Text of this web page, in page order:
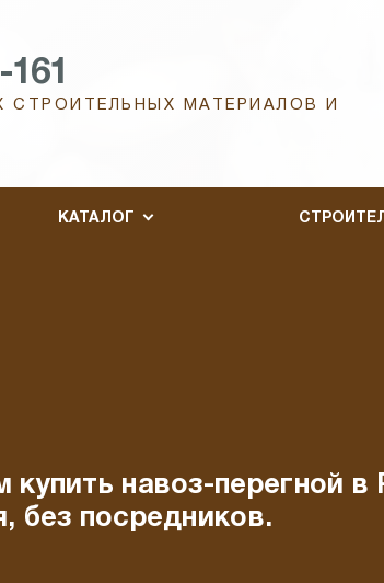
СТРОИТЕЛЬНЫХ МАТЕРИАЛОВ И
КАТАЛОГ
купить навоз-перегной
без посредников.